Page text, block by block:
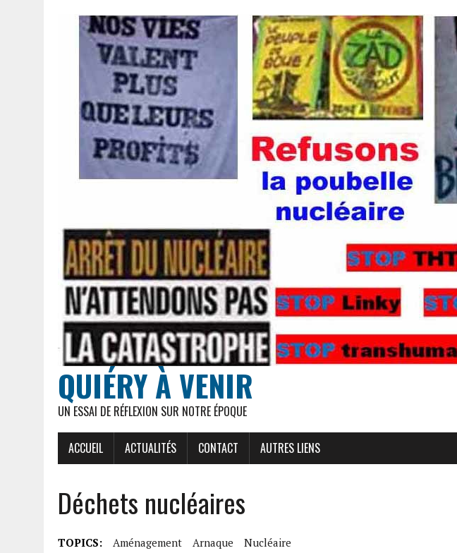
QUIÉRY À VENIR
UN ESSAI DE RÉFLEXION SUR NOTRE ÉPOQUE
ACCUEIL ACTUALITÉS CONTACT AUTRES LIENS
Déchets nucléaires
TOPICS: Aménagement Arnaque Nucléaire